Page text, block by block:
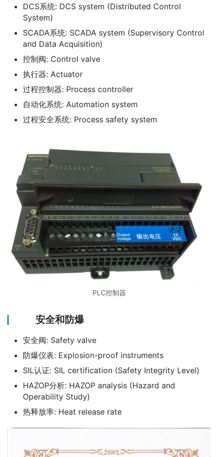
DCS系统: DCS system (Distributed Control
System)
SCADA系统: SCADA system (Supervisory Control
and Data Acquisition)
控制阀: Control valve
执行器: Actuator
过程控制器: Process controller
自动化系统: Automation system
过程安全系统: Process safety system
PLC控制器
安全和防爆
安全阀: Safety valve
防爆仪表: Explosion-proof instruments
SIL认证: SIL certification (Safety Integrity Level)
HAZOP分析: HAZOP analysis (Hazard and
Operability Study)
热释放率: Heat release rate